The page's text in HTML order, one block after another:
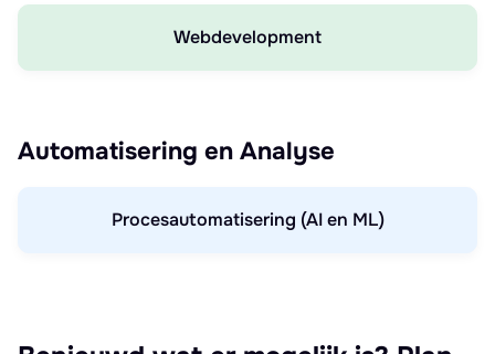
Webdevelopment
Automatisering en Analyse
Procesautomatisering (AI en ML)